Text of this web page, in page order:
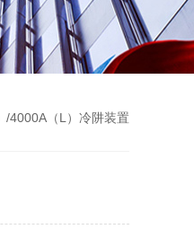
/4000A（L）冷阱装置